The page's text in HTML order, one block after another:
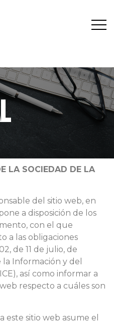
LA SOCIEDAD DE LA
del sitio web, en
a disposición de los
con el que
a las obligaciones
de 11 de julio, de
la Información y del
así como informar a
respecto a cuáles son
este sitio web asume el